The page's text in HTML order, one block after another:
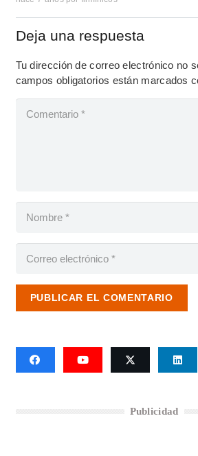
Deja una respuesta
Tu dirección de correo electrónico no
campos obligatorios están marcados
PUBLICAR EL COMENTARIO
Publicidad